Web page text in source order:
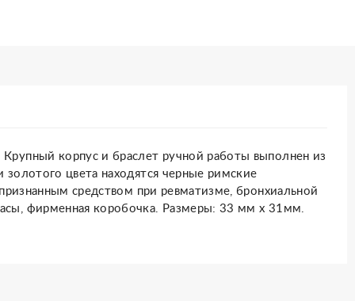
корпус и браслет ручной работы выполнен из
цвета находятся черные римские
средством при ревматизме, бронхиальной
фирменная коробочка. Размеры: 33 мм х 31мм.